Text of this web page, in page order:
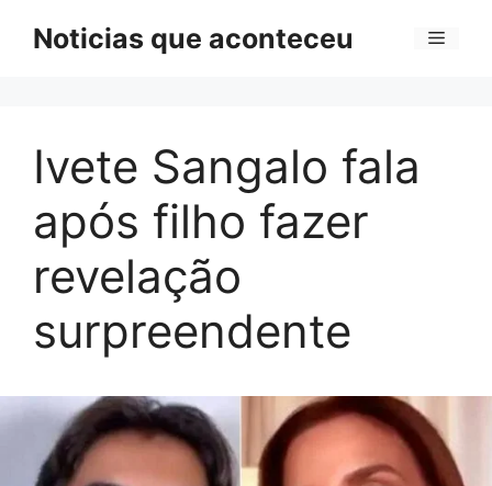
Noticias que aconteceu Menu
Ivete Sangalo fala
após filho fazer
revelação
surpreendente